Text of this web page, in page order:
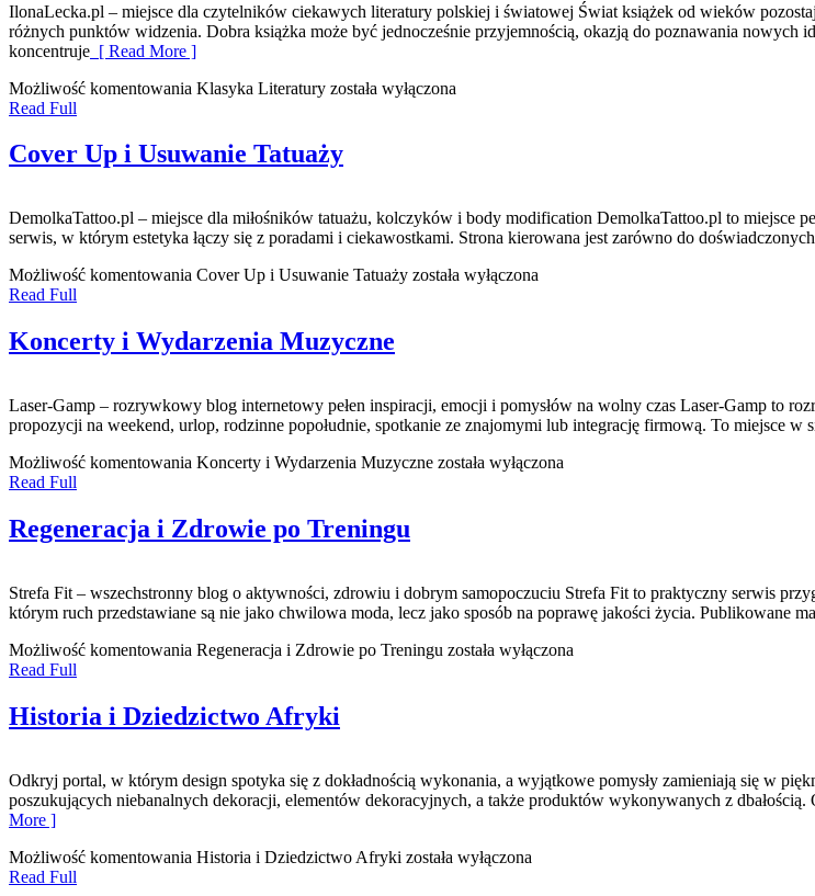
IlonaLecka.pl – miejsce dla czytelników ciekawych literatury polskiej i światowej Świat książek od wieków
różnych punktów widzenia. Dobra książka może być jednocześnie przyjemnością, okazją do poznawania nowych
koncentruje [ Read More ]
Możliwość komentowania Klasyka Literatury została wyłączona
Read Full
Cover Up i Usuwanie Tatuaży
DemolkaTattoo.pl – miejsce dla miłośników tatuażu, kolczyków i body modification DemolkaTattoo.pl to miejsce
serwis, w którym estetyka łączy się z poradami i ciekawostkami. Strona kierowana jest zarówno do
Możliwość komentowania Cover Up i Usuwanie Tatuaży została wyłączona
Read Full
Koncerty i Wydarzenia Muzyczne
Laser-Gamp – rozrywkowy blog internetowy pełen inspiracji, emocji i pomysłów na wolny czas Laser-Gamp to
propozycji na weekend, urlop, rodzinne popołudnie, spotkanie ze znajomymi lub integrację firmową. To miejsce
Możliwość komentowania Koncerty i Wydarzenia Muzyczne została wyłączona
Read Full
Regeneracja i Zdrowie po Treningu
Strefa Fit – wszechstronny blog o aktywności, zdrowiu i dobrym samopoczuciu Strefa Fit to praktyczny serwis
którym ruch przedstawiane są nie jako chwilowa moda, lecz jako sposób na poprawę jakości życia. Publikowane
Możliwość komentowania Regeneracja i Zdrowie po Treningu została wyłączona
Read Full
Historia i Dziedzictwo Afryki
Odkryj portal, w którym design spotyka się z dokładnością wykonania, a wyjątkowe pomysły zamieniają się w
poszukujących niebanalnych dekoracji, elementów dekoracyjnych, a także produktów wykonywanych z
More ]
Możliwość komentowania Historia i Dziedzictwo Afryki została wyłączona
Read Full